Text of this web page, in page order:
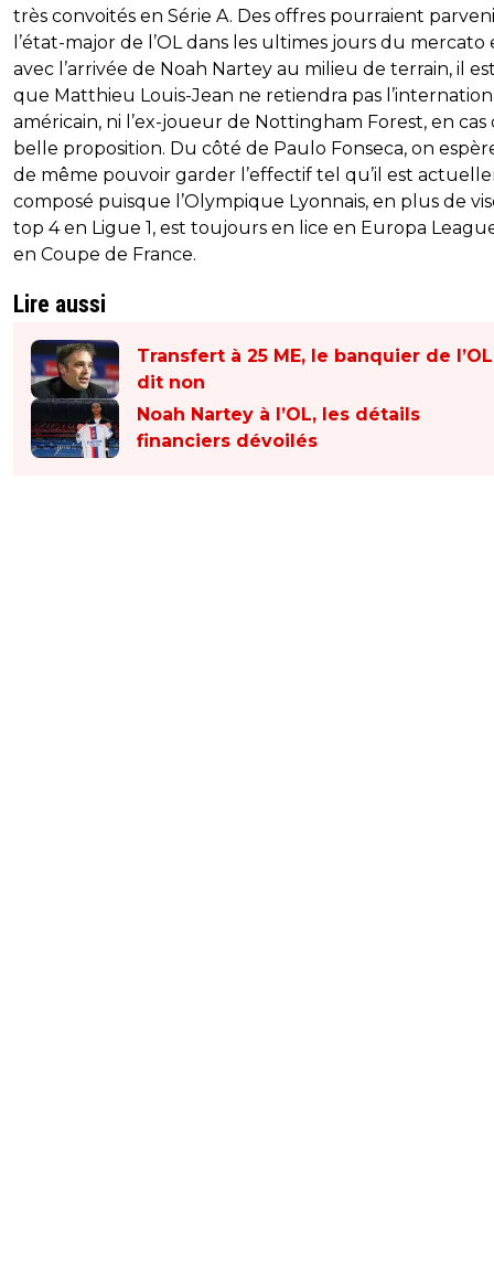
très convoités en Série A. Des offres pourraient
l’état-major de l’OL dans les ultimes jours du mercato
avec l’arrivée de Noah Nartey au milieu de terrain, il
que Matthieu Louis-Jean ne retiendra pas
américain, ni l’ex-joueur de Nottingham Forest, en cas
belle proposition. Du côté de Paulo Fonseca, on
de même pouvoir garder l’effectif tel qu’il est
composé puisque l’Olympique Lyonnais, en plus de
top 4 en Ligue 1, est toujours en lice en Europa
en Coupe de France.
Lire aussi
Transfert à 25 ME, le banquier de l’OL
dit non
Noah Nartey à l’OL, les détails
financiers dévoilés